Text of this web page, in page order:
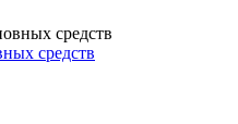
средств